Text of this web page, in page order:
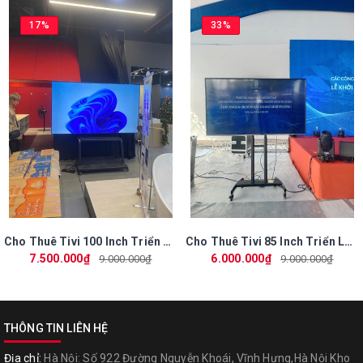
Quy trình thuê tivi tại Phú Vương
Liên hệ tư vấn: Gọi ngay hotline 0964 666 319 hoặc zalo .
Báo giá và hợp đồng: Đội ngũ chúng tôi sẽ cung cấp báo giá chi
tiết và hướng dẫn thủ tục.
Giao nhận và lắp đặt: Đảm bảo thiết bị được giao đúng thời gian
và địa điểm, lắp đặt theo yêu cầu.
Hoàn trả linh hoạt: Thu hồi thiết bị đúng hẹn, kiểm tra nhanh
chóng.
Cam kết từ Công ty Phú Vương
giao.
Giá thuê cạnh tranh, phù hợp với ngân sách của mọi khách hàng.
Liên hệ ngay để nhận ưu đãi hấp dẫn!
Cho Thuê Tivi 100 Inch Triển Lãm Mùa Xuân 2026 Tại VEC – Phú Vương Màn Hình Siêu Lớn
7.500.000₫
9.000.000₫
17%
Cho Thuê Tivi 85 Inch Triển Lãm Mùa Xuân 2026 – Phú Vương Chuyên Màn Hình Lớn
6.000.000₫
9.000.000₫
33%
THÔNG TIN LIÊN HỆ
Địa chỉ: Hà Nội: Số 922 Đường Nguyễn Khoái, Vĩnh Hưng,Hà Nội Kho